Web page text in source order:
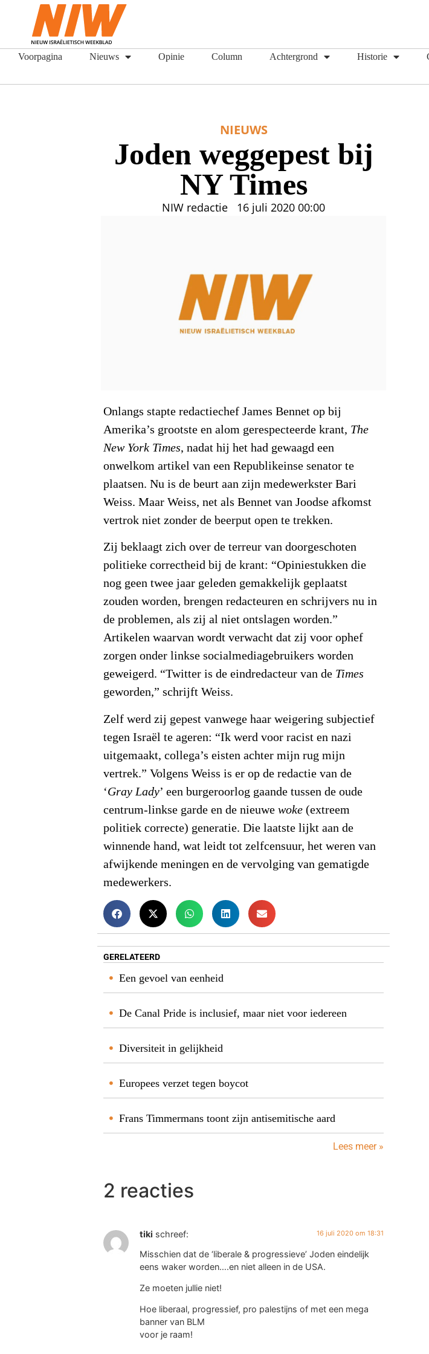
Voorpagina Nieuws Opinie Column Achtergrond Historie
NIEUWS
Joden weggepest bij
NY Times
NIW redactie 16 juli 2020 00:00
Onlangs stapte redactiechef James Bennet op bij
Amerika’s grootste en alom gerespecteerde krant, The
New York Times, nadat hij het had gewaagd een
onwelkom artikel van een Republikeinse senator te
plaatsen. Nu is de beurt aan zijn medewerkster Bari
Weiss. Maar Weiss, net als Bennet van Joodse afkomst
vertrok niet zonder de beerput open te trekken.
Zij beklaagt zich over de terreur van doorgeschoten
politieke correctheid bij de krant: “Opiniestukken die
nog geen twee jaar geleden gemakkelijk geplaatst
zouden worden, brengen redacteuren en schrijvers nu in
de problemen, als zij al niet ontslagen worden.”
Artikelen waarvan wordt verwacht dat zij voor ophef
zorgen onder linkse socialmediagebruikers worden
geweigerd. “Twitter is de eindredacteur van de Times
geworden,” schrijft Weiss.
Zelf werd zij gepest vanwege haar weigering subjectief
tegen Israël te ageren: “Ik werd voor racist en nazi
uitgemaakt, collega’s eisten achter mijn rug mijn
vertrek.” Volgens Weiss is er op de redactie van de
‘Gray Lady’ een burgeroorlog gaande tussen de oude
centrum-linkse garde en de nieuwewoke(extreem
politiek correcte) generatie. Die laatste lijkt aan de
winnende hand, wat leidt tot zelfcensuur, het weren van
afwijkende meningen en de vervolging van gematigde
medewerkers.
GERELATEERD
Een gevoel van eenheid
De Canal Pride is inclusief, maar niet voor iedereen
Diversiteit in gelijkheid
Europees verzet tegen boycot
Frans Timmermans toont zijn antisemitische aard
Lees meer »
2 reacties
tiki schreef: 16 juli 2020 om 18:31
Misschien dat de ‘liberale & progressieve’ Joden eindelijk
eens waker worden….en niet alleen in de USA.
Ze moeten jullie niet!
Hoe liberaal, progressief, pro palestijns of met een mega
banner van BLM
voor je raam!